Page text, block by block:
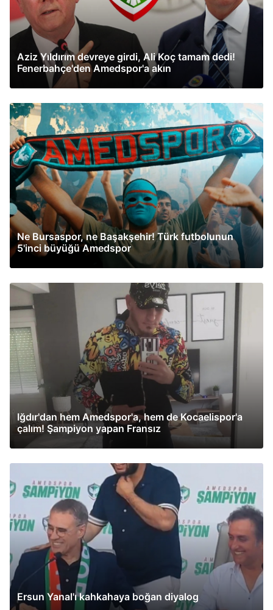
Aziz Yıldırım devreye girdi, Ali Koç tamam dedi!
Fenerbahçe'den Amedspor'a akın
Ne Bursaspor, ne Başakşehir! Türk futbolunun
5'inci büyüğü Amedspor
Iğdır'dan hem Amedspor'a, hem de Kocaelispor'a
çalım! Şampiyon yapan Fransız
Ersun Yanal'ı kahkahaya boğan diyalog